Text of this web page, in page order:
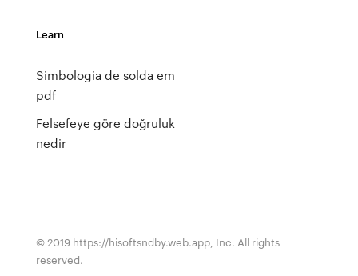
Learn
Simbologia de solda em
pdf
Felsefeye göre doğruluk
nedir
© 2019 https://hisoftsndby.web.app, Inc. All rights
reserved.